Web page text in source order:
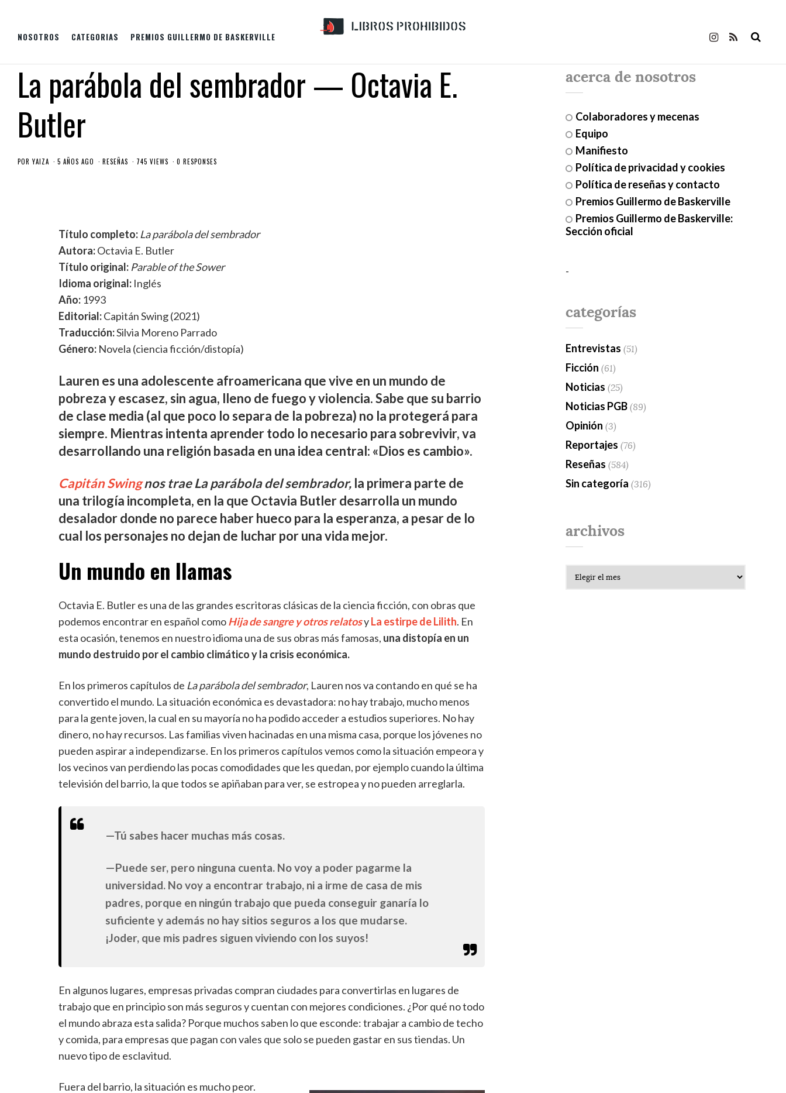
NOSOTROS CATEGORIAS PREMIOS GUILLERMO DE BASKERVILLE
La parábola del sembrador — Octavia E.
Butler
POR YAIZA 5 AÑOS AGO RESEÑAS 745 VIEWS 0 RESPONSES
Título completo: La parábola del sembrador
Autora:Octavia E. Butler
Título original: Parable of the Sower
Idioma original: Inglés
Año: 1993
Editorial:Capitán Swing (2021)
Traducción:Silvia Moreno Parrado
Género: Novela (ciencia ficción/distopía)
Lauren es una adolescente afroamericana que vive en un mundo de
pobreza y escasez, sin agua, lleno de fuego y violencia. Sabe que su barrio
de clase media (al que poco lo separa de la pobreza) no la protegerá para
siempre. Mientras intenta aprender todo lo necesario para sobrevivir, va
desarrollando una religión basada en una idea central: «Dios es cambio».
Capitán Swingnos trae La parábola del sembrador,la primera parte de
una trilogía incompleta, en la que Octavia Butler desarrolla un mundo
desalador donde no parece haber hueco para la esperanza, a pesar de lo
cual los personajes no dejan de luchar por una vida mejor.
Un mundo en llamas
Octavia E. Butler es una de las grandes escritoras clásicas de la ciencia ficción, con obras que
podemos encontrar en español comoHija de sangre y otros relatosyLa estirpe de Lilith. En
esta ocasión, tenemos en nuestro idioma una de sus obras más famosas, una distopía en un
mundo destruido por el cambio climático y la crisis económica.
En los primeros capítulos de La parábola del sembrador, Lauren nos va contando en qué se ha
convertido el mundo. La situación económica es devastadora: no hay trabajo, mucho menos
para la gente joven, la cual en su mayoría no ha podido acceder a estudios superiores. No hay
dinero, no hay recursos. Las familias viven hacinadas en una misma casa, porque los jóvenes no
pueden aspirar a independizarse. En los primeros capítulos vemos como la situación empeora y
los vecinos van perdiendo las pocas comodidades que les quedan, por ejemplo cuando la última
televisión del barrio, la que todos se apiñaban para ver, se estropea y no pueden arreglarla.
—Tú sabes hacer muchas más cosas.
—Puede ser, pero ninguna cuenta. No voy a poder pagarme la
universidad. No voy a encontrar trabajo, ni a irme de casa de mis
padres, porque en ningún trabajo que pueda conseguir ganaría lo
suficiente y además no hay sitios seguros a los que mudarse.
¡Joder, que mis padres siguen viviendo con los suyos!
En algunos lugares, empresas privadas compran ciudades para convertirlas en lugares de
trabajo que en principio son más seguros y cuentan con mejores condiciones. ¿Por qué no todo
el mundo abraza esta salida? Porque muchos saben lo que esconde: trabajar a cambio de techo
y comida, para empresas que pagan con vales que solo se pueden gastar en sus tiendas. Un
nuevo tipo de esclavitud.
Fuera del barrio, la situación es mucho peor.
acerca de nosotros
Colaboradores y mecenas
Equipo
Manifiesto
Política de privacidad y cookies
Política de reseñas y contacto
Premios Guillermo de Baskerville
Premios Guillermo de Baskerville:
Sección oficial
-
categorías
Entrevistas (51)
Ficción (61)
Noticias (25)
Noticias PGB (89)
Opinión (3)
Reportajes (76)
Reseñas (584)
Sin categoría (316)
archivos